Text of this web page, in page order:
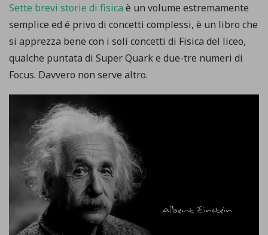
Sette brevi storie di fisica è un volume estremamente
semplice ed é privo di concetti complessi, è un libro che
si apprezza bene con i soli concetti di Fisica del liceo,
qualche puntata di Super Quark e due-tre numeri di
Focus. Davvero non serve altro.